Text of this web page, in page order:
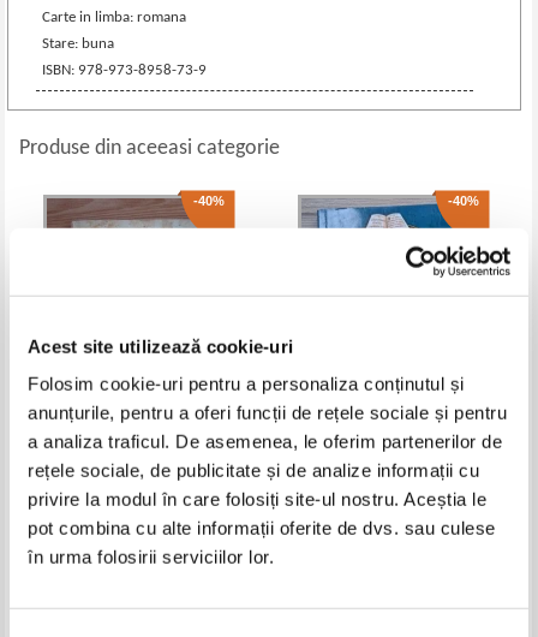
Acest site utilizează cookie-uri
Folosim cookie-uri pentru a personaliza conținutul și
anunțurile, pentru a oferi funcții de rețele sociale și pentru
a analiza traficul. De asemenea, le oferim partenerilor de
rețele sociale, de publicitate și de analize informații cu
privire la modul în care folosiți site-ul nostru. Aceștia le
pot combina cu alte informații oferite de dvs. sau culese
în urma folosirii serviciilor lor.
Carte in limba: romana
Stare: buna
ISBN: 978-973-8958-73-9
Produse din aceeasi categorie
-40%
Pret: 13,00Lei 7,80 Lei
Adaugă în coș
-40%
copilariei. Clasa a III-a (2008)
Pret:16,00Lei 9,60 Lei
Adaugă în coș